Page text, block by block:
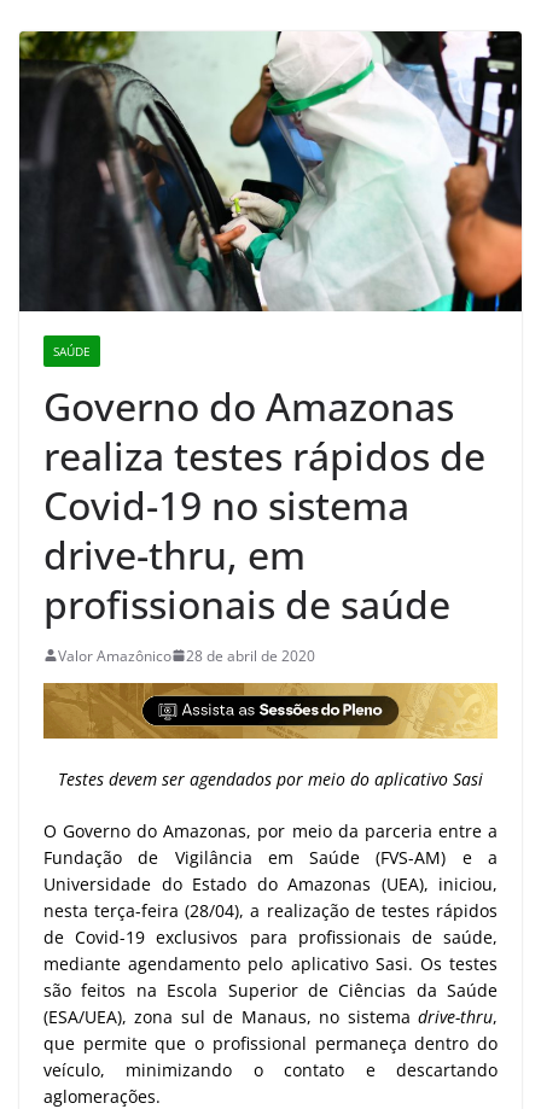
SAÚDE
Governo do Amazonas
realiza testes rápidos de
Covid-19 no sistema
drive-thru, em
profissionais de saúde
Valor Amazônico 28 de abril de 2020
Testes devem ser agendados por meio do aplicativo Sasi
O Governo do Amazonas, por meio da parceria entre a
Fundação de Vigilância em Saúde (FVS-AM) e a
Universidade do Estado do Amazonas (UEA), iniciou,
nesta terça-feira (28/04), a realização de testes rápidos
de Covid-19 exclusivos para profissionais de saúde,
mediante agendamento pelo aplicativo Sasi. Os testes
são feitos na Escola Superior de Ciências da Saúde
(ESA/UEA), zona sul de Manaus, no sistema drive-thru,
que permite que o profissional permaneça dentro do
veículo, minimizando o contato e descartando
aglomerações.